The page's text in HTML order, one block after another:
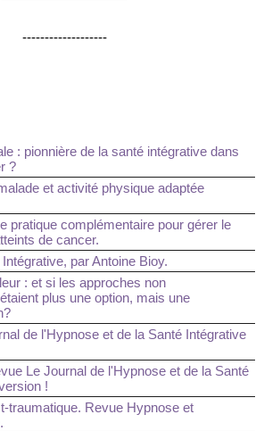
-------------------
: pionnière de la santé intégrative dans
?
et activité physique adaptée
pratique complémentaire pour gérer le
de cancer.
Intégrative, par Antoine Bioy.
: et si les approches non
plus une option, mais une
de l'Hypnose et de la Santé Intégrative
Le Journal de l'Hypnose et de la Santé
!
traumatique. Revue Hypnose et